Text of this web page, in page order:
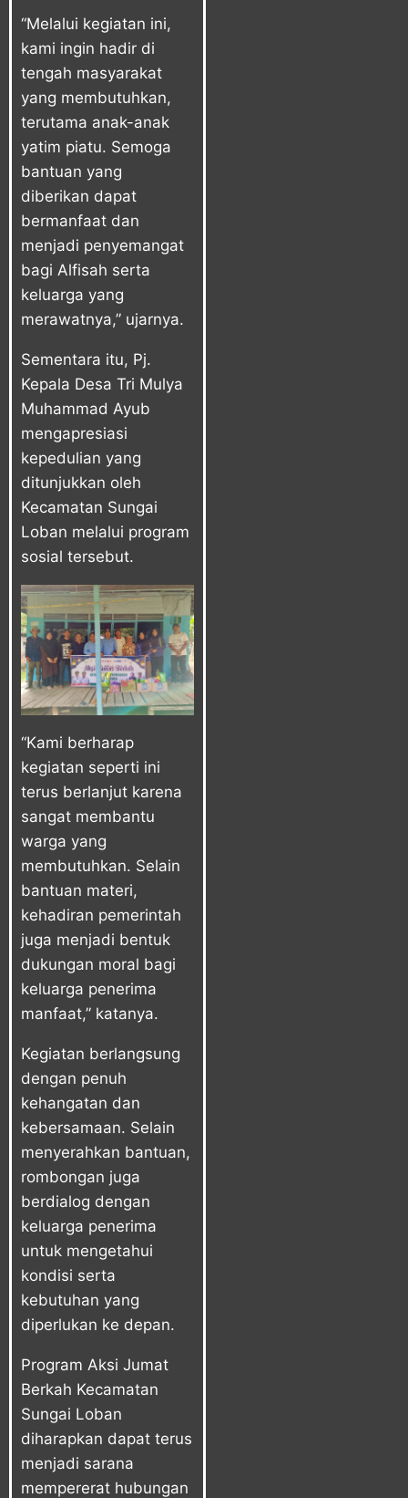
“Melalui kegiatan ini,
kami ingin hadir di
tengah masyarakat
yang membutuhkan,
terutama anak-anak
yatim piatu. Semoga
bantuan yang
diberikan dapat
bermanfaat dan
menjadi penyemangat
bagi Alfisah serta
keluarga yang
merawatnya,” ujarnya.
Sementara itu, Pj.
Kepala Desa Tri Mulya
Muhammad Ayub
mengapresiasi
kepedulian yang
ditunjukkan oleh
Kecamatan Sungai
Loban melalui program
sosial tersebut.
“Kami berharap
kegiatan seperti ini
terus berlanjut karena
sangat membantu
warga yang
membutuhkan. Selain
bantuan materi,
kehadiran pemerintah
juga menjadi bentuk
dukungan moral bagi
keluarga penerima
manfaat,” katanya.
Kegiatan berlangsung
dengan penuh
kehangatan dan
kebersamaan. Selain
menyerahkan bantuan,
rombongan juga
berdialog dengan
keluarga penerima
untuk mengetahui
kondisi serta
kebutuhan yang
diperlukan ke depan.
Program Aksi Jumat
Berkah Kecamatan
Sungai Loban
diharapkan dapat terus
menjadi sarana
mempererat hubungan